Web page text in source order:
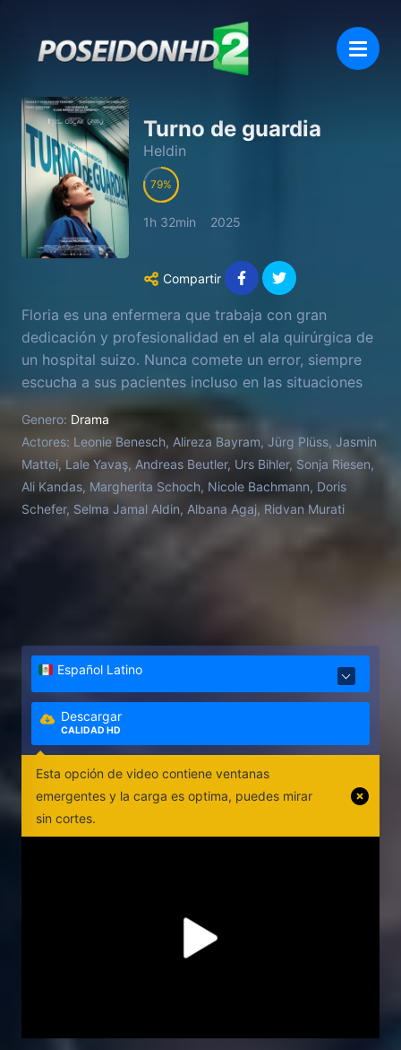
Turno de guardia
Heldin
79
1h 32min 2025
Compartir
Floria es una enfermera que trabaja con gran
dedicación y profesionalidad en el ala quirúrgica de
un hospital suizo. Nunca comete un error, siempre
escucha a sus pacientes incluso en las situaciones
más estresantes y siempre está disponible de
inmediato en caso de emergencia. Pero en la dura, y
muchas veces impredecible, realidad diaria del
hospital las cosas pueden ser diferentes. Un día,
Floria llega para trabajar en el turno de noche, la
sala de urgencias está completamente llena y hay
falta de personal. A pesar del ritmo frenético, Floria
Genero: Drama
Actores: Leonie Benesch, Alireza Bayram, Jürg Plüss, Jasmin
Mattei, Lale Yavaş, Andreas Beutler, Urs Bihler, Sonja Riesen,
Ali Kandas, Margherita Schoch, Nicole Bachmann, Doris
Schefer, Selma Jamal Aldin, Albana Agaj, Ridvan Murati
Español Latino
Descargar
CALIDAD HD
Esta opción de video contiene ventanas
emergentes y la carga es optima, puedes mirar
sin cortes.